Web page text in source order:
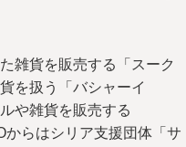
雑貨を販売する「スーク
を扱う「バシャーイ
や雑貨を販売する
からはシリア支援団体「サ